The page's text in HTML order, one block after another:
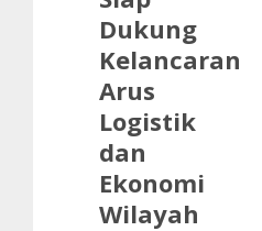
Dukung
Kelancaran
Arus
Logistik
dan
Ekonomi
Wilayah